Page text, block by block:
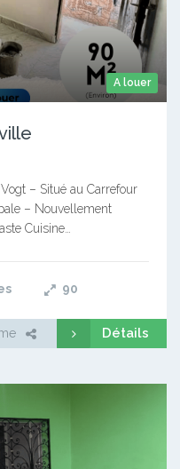
A louer
– Situé au Carrefour
– Nouvellement
Cuisine…
90
Détails